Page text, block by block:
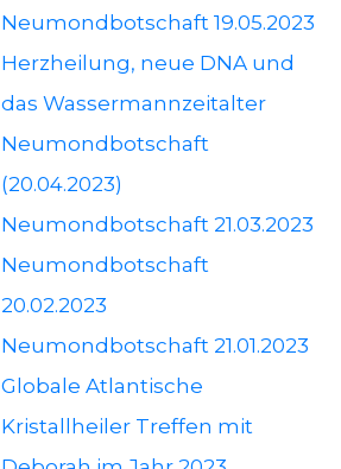
Neumondbotschaft 19.05.2023
Herzheilung, neue DNA und
das Wassermannzeitalter
Neumondbotschaft
(20.04.2023)
Neumondbotschaft 21.03.2023
Neumondbotschaft
20.02.2023
Neumondbotschaft 21.01.2023
Globale Atlantische
Kristallheiler Treffen mit